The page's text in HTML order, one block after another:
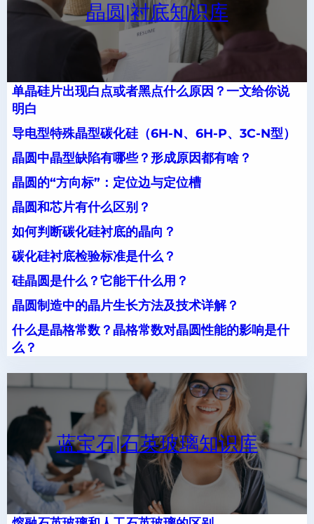
晶圆|衬底知识库
单晶硅片出现白点或者黑点什么原因？一文给你说
明白
导电型特殊晶型碳化硅（6H-N、6H-P、3C-N型）
晶圆中晶型缺陷有哪些？形成原因都有啥？
晶圆的“方向标”：定位边与定位槽
晶圆和芯片有什么区别？
如何判断碳化硅衬底的晶向？
碳化硅衬底检验标准是什么？
硅晶圆是什么？它能干什么用？
晶圆制造中的晶片生长方法及技术详解？
什么是晶格常数？晶格常数对晶圆性能的影响是什
么？
蓝宝石|石英玻璃知识库